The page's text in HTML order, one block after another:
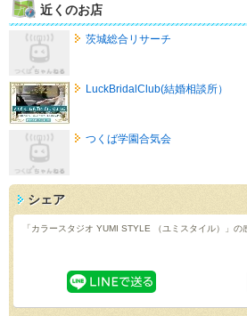
近くのお店
茨城総合リサーチ
LuckBridalClub(結婚相談所）
つくば学園合気会
シェア
「カラースタジオ YUMI STYLE （ユミスタイル）」の